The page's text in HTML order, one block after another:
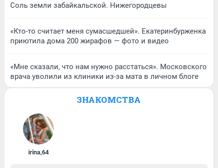
Соль земли забайкальской. Нижегородцевы
«Кто-то считает меня сумасшедшей». Екатеринбурженка
приютила дома 200 жирафов — фото и видео
«Мне сказали, что нам нужно расстаться». Московского
врача уволили из клиники из-за мата в личном блоге
ЗНАКОМСТВА
irina,64